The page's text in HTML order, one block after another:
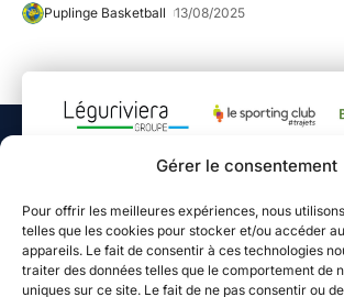
Gérer le consentement
Pour offrir les meilleures expériences, nous
telles que les cookies pour stocker et/ou accéder
appareils. Le fait de consentir à ces technologies
traiter des données telles que le comportement de
uniques sur ce site. Le fait de ne pas consentir ou
Puplinge Basketball 13/08/2025